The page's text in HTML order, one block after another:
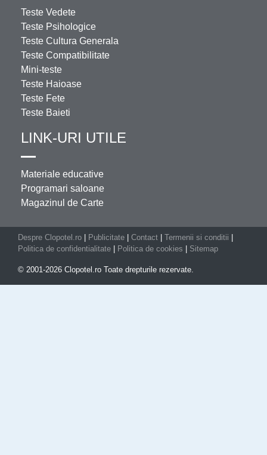
Teste Vedete
Teste Psihologice
Teste Cultura Generala
Teste Compatibilitate
Mini-teste
Teste Haioase
Teste Fete
Teste Baieti
LINK-URI UTILE
Materiale educative
Programari saloane
Magazinul de Carte
Despre Clopotel.ro Publicitate Contact Termenii si conditii
Politica de confidentialitate
Politica de cookies Sitemap
© 2001-2026 Clopotel.ro Toate drepturile rezervate.